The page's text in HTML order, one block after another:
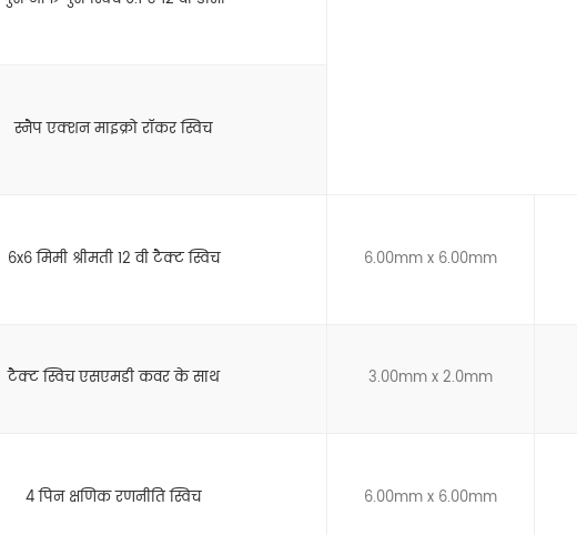
स्नैप एक्शन माइक्रो रॉकर स्विच
6x6 मिमी श्रीमती 12 वी टैक्ट स्विच 6.00mm x 6.00mm
टैक्ट स्विच एसएमडी कवर के साथ 3.00mm x 2.0mm
4 पिन क्षणिक रणनीति स्विच 6.00mm x 6.00mm